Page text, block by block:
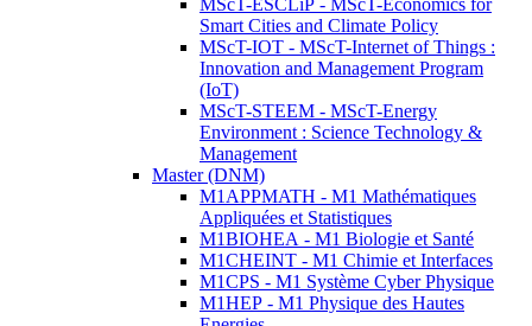
MScT-ESCLiP - MScT-Economics for
Smart Cities and Climate Policy
MScT-IOT - MScT-Internet of Things :
Innovation and Management Program
(IoT)
MScT-STEEM - MScT-Energy
Environment : Science Technology &
Management
Master (DNM)
M1APPMATH - M1 Mathématiques
Appliquées et Statistiques
M1BIOHEA - M1 Biologie et Santé
M1CHEINT - M1 Chimie et Interfaces
M1CPS - M1 Système Cyber Physique
M1HEP - M1 Physique des Hautes